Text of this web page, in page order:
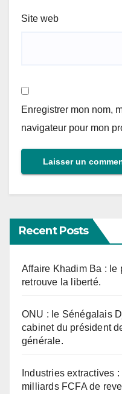
Site web
Enregistrer mon nom,
navigateur pour mon
Recent Posts
Affaire Khadim Ba : le
retrouve la liberté.
ONU : le Sénégalais
cabinet du président
générale.
Industries extractives
milliards FCFA de